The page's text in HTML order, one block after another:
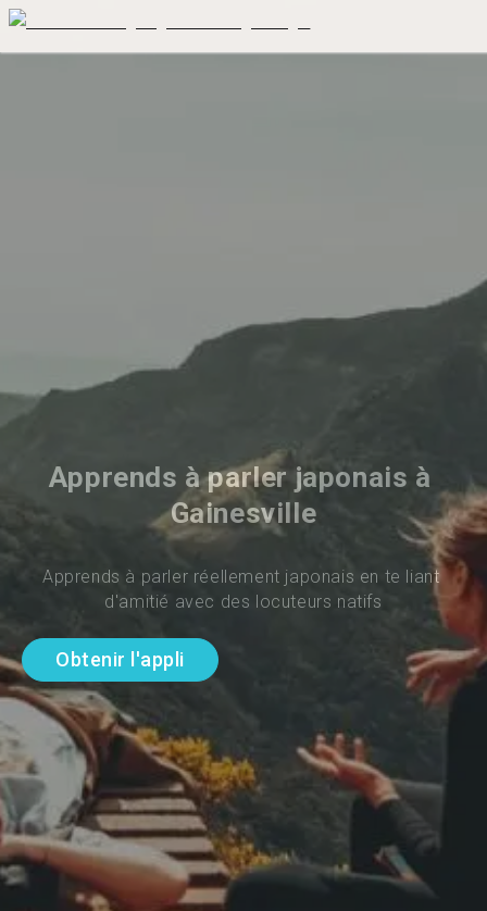
Apprends à parler japonais à
Gainesville
Apprends à parler réellement japonais en te liant
d'amitié avec des locuteurs natifs
Obtenir l'appli